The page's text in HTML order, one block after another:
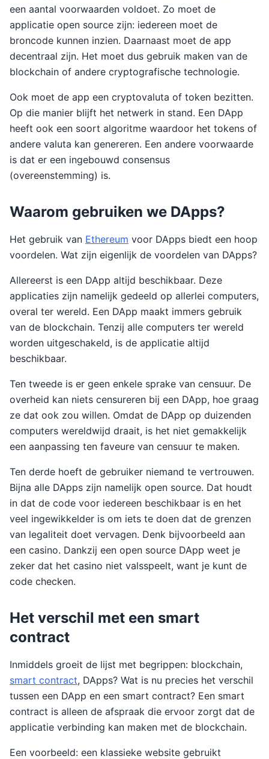
een aantal voorwaarden voldoet. Zo moet de
applicatie open source zijn: iedereen moet de
broncode kunnen inzien. Daarnaast moet de app
decentraal zijn. Het moet dus gebruik maken van de
blockchain of andere cryptografische technologie.
Ook moet de app een cryptovaluta of token bezitten.
Op die manier blijft het netwerk in stand. Een DApp
heeft ook een soort algoritme waardoor het tokens of
andere valuta kan genereren. Een andere voorwaarde
is dat er een ingebouwd consensus
(overeenstemming) is.
Waarom gebruiken we DApps?
Het gebruik van Ethereum voor DApps biedt een hoop
voordelen. Wat zijn eigenlijk de voordelen van DApps?
Allereerst is een DApp altijd beschikbaar. Deze
applicaties zijn namelijk gedeeld op allerlei computers,
overal ter wereld. Een DApp maakt immers gebruik
van de blockchain. Tenzij alle computers ter wereld
worden uitgeschakeld, is de applicatie altijd
beschikbaar.
Ten tweede is er geen enkele sprake van censuur. De
overheid kan niets censureren bij een DApp, hoe graag
ze dat ook zou willen. Omdat de DApp op duizenden
computers wereldwijd draait, is het niet gemakkelijk
een aanpassing ten faveure van censuur te maken.
Ten derde hoeft de gebruiker niemand te vertrouwen.
Bijna alle DApps zijn namelijk open source. Dat houdt
in dat de code voor iedereen beschikbaar is en het
veel ingewikkelder is om iets te doen dat de grenzen
van legaliteit doet vervagen. Denk bijvoorbeeld aan
een casino. Dankzij een open source DApp weet je
zeker dat het casino niet valsspeelt, want je kunt de
code checken.
Het verschil met een smart
contract
Inmiddels groeit de lijst met begrippen: blockchain,
smart contract, DApps? Wat is nu precies het verschil
tussen een DApp en een smart contract? Een smart
contract is alleen de afspraak die ervoor zorgt dat de
applicatie verbinding kan maken met de blockchain.
Een voorbeeld: een klassieke website gebruikt